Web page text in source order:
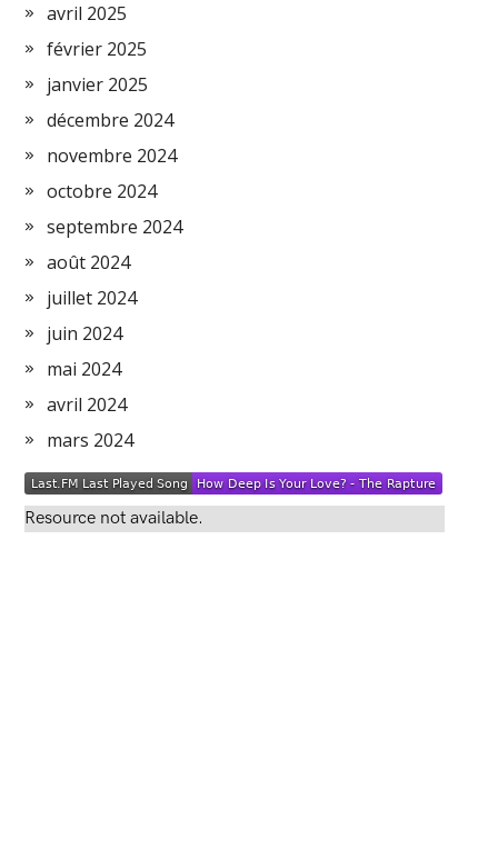
avril 2025
février 2025
janvier 2025
décembre 2024
novembre 2024
octobre 2024
septembre 2024
août 2024
juillet 2024
juin 2024
mai 2024
avril 2024
mars 2024